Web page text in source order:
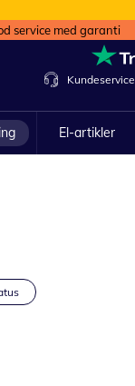
service med garanti
Kundeservice
El-artikler